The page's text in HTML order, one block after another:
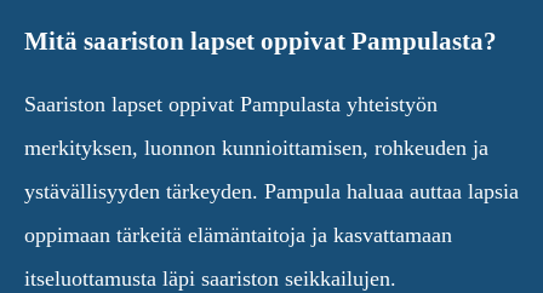
Mitä saariston lapset oppivat Pampulasta?
Saariston lapset oppivat Pampulasta yhteistyön
merkityksen, luonnon kunnioittamisen, rohkeuden ja
ystävällisyyden tärkeyden. Pampula haluaa auttaa lapsia
oppimaan tärkeitä elämäntaitoja ja kasvattamaan
itseluottamusta läpi saariston seikkailujen.